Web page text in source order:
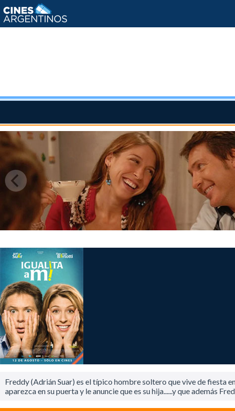
Freddy (Adrián Suar) es el típico hombre soltero que vive de fiesta
aparezca en su puerta y le anuncie que es su hija......y que además